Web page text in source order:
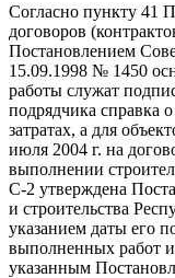
Согласно пункту 41
договоров
Постановлением
15.09.1998 № 1450
работы служат
подрядчика справка
затратах, а для
июля 2004 г. на
выполнении
С-2 утверждена
и строительства
указанием даты его
выполненных работ и
указанным